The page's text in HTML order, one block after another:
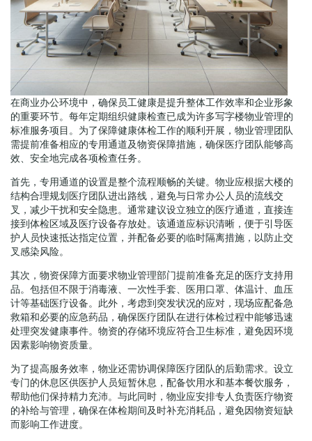
在商业办公环境中，确保员工健康是提升整体工作效率和企业形象
的重要环节。每年定期组织健康检查已成为许多写字楼物业管理的
标准服务项目。为了保障健康体检工作的顺利开展，物业管理团队
需提前准备相应的专用通道及物资保障措施，确保医疗团队能够高
效、安全地完成各项检查任务。
首先，专用通道的设置是整个流程顺畅的关键。物业应根据大楼的
结构合理规划医疗团队进出路线，避免与日常办公人员的流线交
叉，减少干扰和安全隐患。通常建议设立独立的医疗通道，直接连
接到体检区域及医疗设备存放处。该通道应标识清晰，便于引导医
护人员快速抵达指定位置，并配备必要的临时隔离措施，以防止交
叉感染风险。
其次，物资保障方面要求物业管理部门提前准备充足的医疗支持用
品。包括但不限于消毒液、一次性手套、医用口罩、体温计、血压
计等基础医疗设备。此外，考虑到突发状况的应对，现场应配备急
救箱和必要的应急药品，确保医疗团队在进行体检过程中能够迅速
处理突发健康事件。物资的存储环境应符合卫生标准，避免因环境
因素影响物资质量。
为了提高服务效率，物业还需协调保障医疗团队的后勤需求。设立
专门的休息区供医护人员短暂休息，配备饮用水和基本餐饮服务，
帮助他们保持精力充沛。与此同时，物业应安排专人负责医疗物资
的补给与管理，确保在体检期间及时补充消耗品，避免因物资短缺
而影响工作进度。